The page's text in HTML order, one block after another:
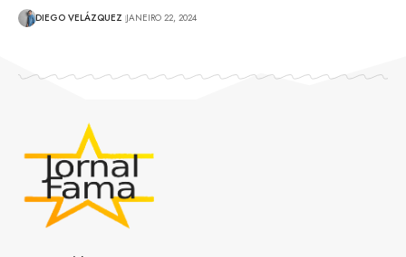
DIEGO VELÁZQUEZ JANEIRO 22, 2024